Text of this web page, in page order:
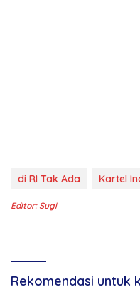
di RI Tak Ada Kartel
Editor: Sugi
Rekomendasi untuk